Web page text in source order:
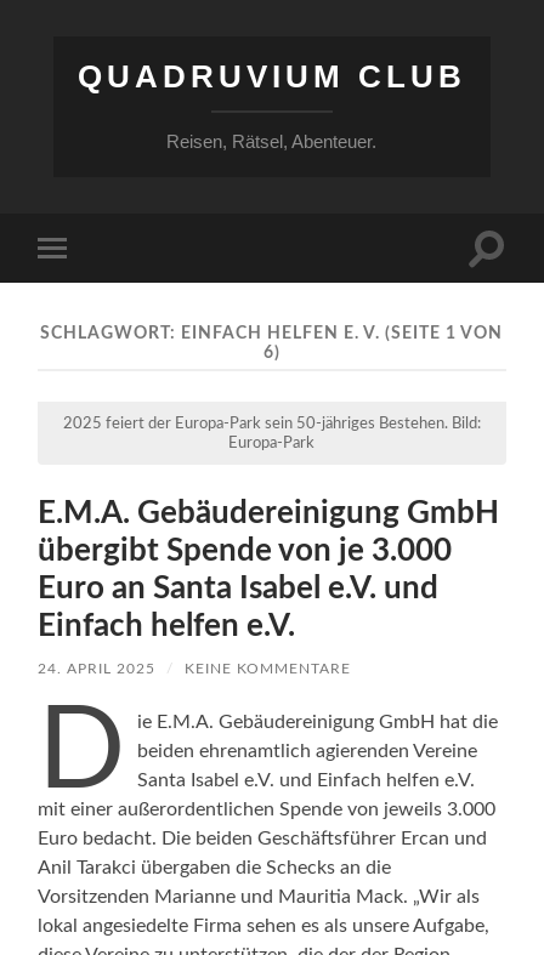
QUADRUVIUM CLUB
Reisen, Rätsel, Abenteuer.
Menü
SCHLAGWORT: EINFACH HELFEN E. V. (SEITE 1 VON
6)
2025 feiert der Europa-Park sein 50-jähriges Bestehen. Bild:
Europa-Park
E.M.A. Gebäudereinigung GmbH
übergibt Spende von je 3.000
Euro an Santa Isabel e.V. und
Einfach helfen e.V.
24. APRIL 2025 / KEINE KOMMENTARE
D
ie E.M.A. Gebäudereinigung GmbH hat die
beiden ehrenamtlich agierenden Vereine
Santa Isabel e.V. und Einfach helfen e.V.
mit einer außerordentlichen Spende von jeweils 3.000
Euro bedacht. Die beiden Geschäftsführer Ercan und
Anil Tarakci übergaben die Schecks an die
Vorsitzenden Marianne und Mauritia Mack. „Wir als
lokal angesiedelte Firma sehen es als unsere Aufgabe,